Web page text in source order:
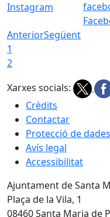
Instagram
AnteriorSegüent
1
2
Xarxes socials:
Crèdits
Contactar
Protecció de dades
Avís legal
Accessibilitat
Ajuntament de Santa
Plaça de la Vila, 1
08460 Santa Maria de